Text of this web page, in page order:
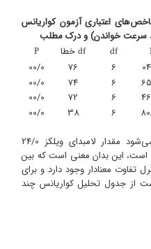
شاخص‌های اعتباری آزمون کواریانس
سرعت خواندن) و درک مطلب
df
df خطا P
6
6
6
6
76
74
72
38
00/0
00/0
00/0
00/0
همانطور که در جدول 3 مشاهده می‌شود مقدار لامبدای ویلکز 24/0
است، این بدان معنی است که بین
معنادار وجود دارد و برای
از جدول تحلیل کواریانس چند